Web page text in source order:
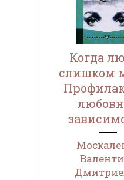
Когда
слишком